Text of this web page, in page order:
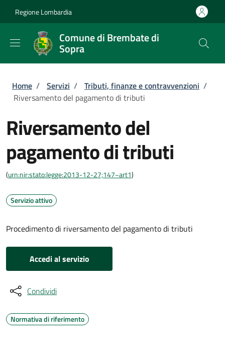
Regione Lombardia
Comune di Brembate di
Sopra
Briciole di pane
Home / Servizi / Tributi, finanze e contravvenzioni /
Riversamento del pagamento di tributi
Riversamento del
pagamento di tributi
(urn:nir:stato:legge:2013-12-27;147~art1)
Servizio attivo
Procedimento di riversamento del pagamento di tributi
Accedi al servizio
Condividi
Normativa di riferimento